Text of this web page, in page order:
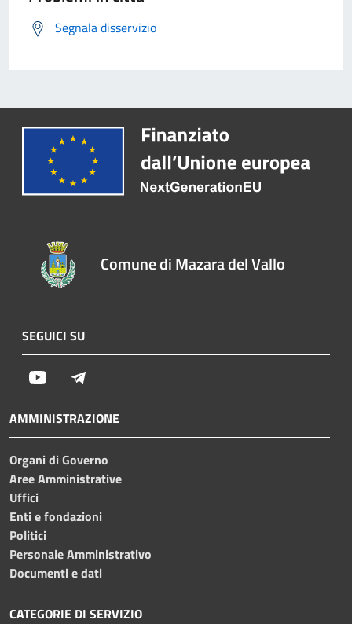
Segnala disservizio
Comune di Mazara del Vallo
SEGUICI SU
Youtube
AMMINISTRAZIONE
Organi di Governo
Aree Amministrative
Uffici
Enti e fondazioni
Politici
Personale Amministrativo
Documenti e dati
CATEGORIE DI SERVIZIO